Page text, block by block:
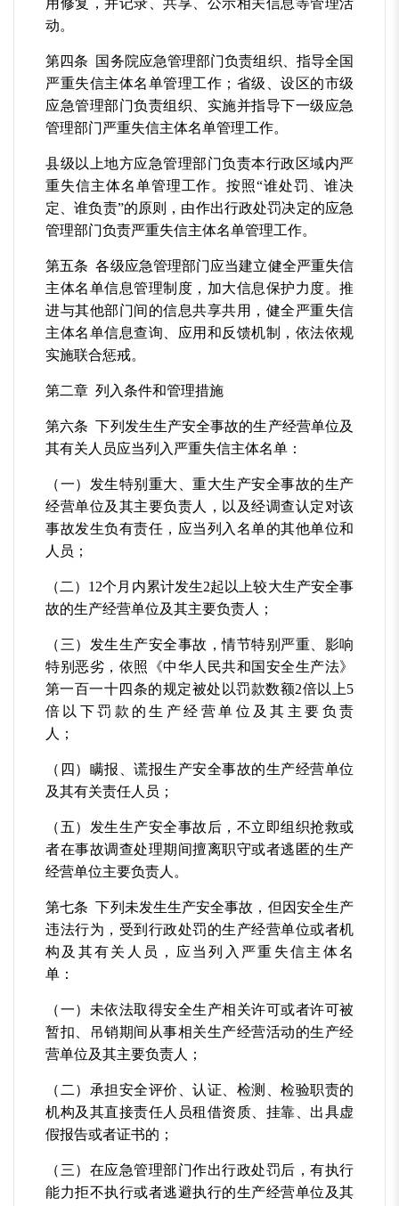
用修复，并记录、共享、公示相关信息等管理活
动。
第四条 国务院应急管理部门负责组织、指导全国
严重失信主体名单管理工作；省级、设区的市级
应急管理部门负责组织、实施并指导下一级应急
管理部门严重失信主体名单管理工作。
县级以上地方应急管理部门负责本行政区域内严
重失信主体名单管理工作。按照“谁处罚、谁决
定、谁负责”的原则，由作出行政处罚决定的应急
管理部门负责严重失信主体名单管理工作。
第五条 各级应急管理部门应当建立健全严重失信
主体名单信息管理制度，加大信息保护力度。推
进与其他部门间的信息共享共用，健全严重失信
主体名单信息查询、应用和反馈机制，依法依规
实施联合惩戒。
第二章 列入条件和管理措施
第六条 下列发生生产安全事故的生产经营单位及
其有关人员应当列入严重失信主体名单：
（一）发生特别重大、重大生产安全事故的生产
经营单位及其主要负责人，以及经调查认定对该
事故发生负有责任，应当列入名单的其他单位和
人员；
（二）12个月内累计发生2起以上较大生产安全事
故的生产经营单位及其主要负责人；
（三）发生生产安全事故，情节特别严重、影响
特别恶劣，依照《中华人民共和国安全生产法》
第一百一十四条的规定被处以罚款数额2倍以上5
倍以下罚款的生产经营单位及其主要负责
人；
（四）瞒报、谎报生产安全事故的生产经营单位
及其有关责任人员；
（五）发生生产安全事故后，不立即组织抢救或
者在事故调查处理期间擅离职守或者逃匿的生产
经营单位主要负责人。
第七条 下列未发生生产安全事故，但因安全生产
违法行为，受到行政处罚的生产经营单位或者机
构及其有关人员，应当列入严重失信主体名
单：
（一）未依法取得安全生产相关许可或者许可被
暂扣、吊销期间从事相关生产经营活动的生产经
营单位及其主要负责人；
（二）承担安全评价、认证、检测、检验职责的
机构及其直接责任人员租借资质、挂靠、出具虚
假报告或者证书的；
（三）在应急管理部门作出行政处罚后，有执行
能力拒不执行或者逃避执行的生产经营单位及其